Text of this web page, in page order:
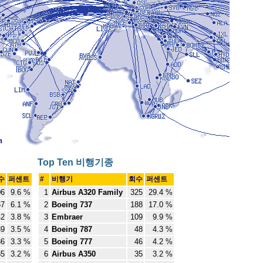
퍼센트
9.6 %
6.1 %
3.8 %
3.5 %
3.3 %
3.2 %
Top Ten 비행기종
# 비행기 회수 퍼센트
1 Airbus A320 Family 325
29.4 %
2 Boeing 737 188
17.0 %
3 Embraer 109
9.9 %
4 Boeing 787 48
4.3 %
5 Boeing 777 46
4.2 %
6 Airbus A350 35
3.2 %